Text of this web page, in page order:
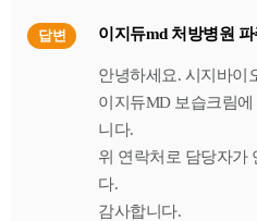
답변 이지듀md 처방병원
안녕하세요. 시지바이
이지듀MD 보습크림
니다.
위 연락처로 담당자가
다.
감사합니다.